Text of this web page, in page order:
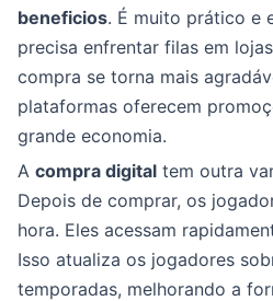
beneficios. É muito prático e
precisa enfrentar filas em
compra se torna mais
plataformas oferecem
grande economia.
A compra digital tem outra
Depois de comprar, os
hora. Eles acessam
Isso atualiza os jogadores
temporadas, melhorando a